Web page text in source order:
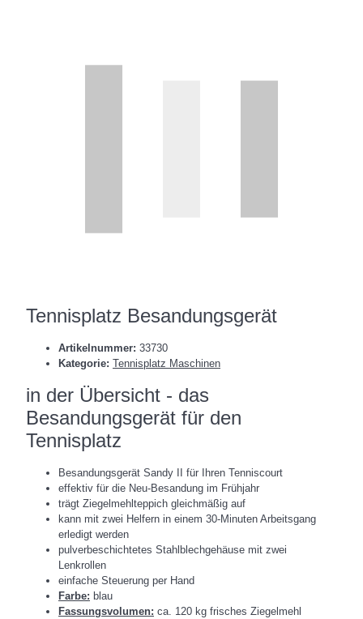
Tennisplatz Besandungsgerät
Artikelnummer: 33730
Kategorie: Tennisplatz Maschinen
in der Übersicht - das
Besandungsgerät für den
Tennisplatz
Besandungsgerät Sandy II für Ihren Tenniscourt
effektiv für die Neu-Besandung im Frühjahr
trägt Ziegelmehlteppich gleichmäßig auf
kann mit zwei Helfern in einem 30-Minuten Arbeitsgang
erledigt werden
pulverbeschichtetes Stahlblechgehäuse mit zwei
Lenkrollen
einfache Steuerung per Hand
Farbe: blau
Fassungsvolumen: ca. 120 kg frisches Ziegelmehl